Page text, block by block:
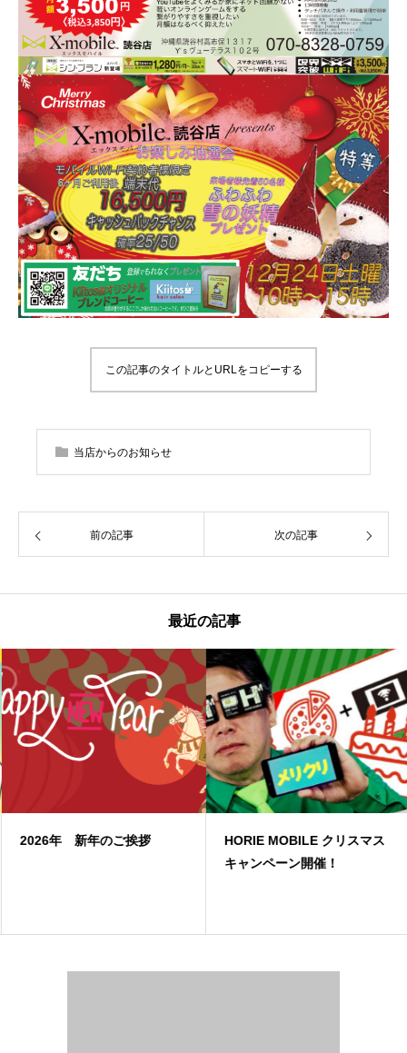
この記事のタイトルとURLをコピーする
当店からのお知らせ
前の記事 次の記事
最近の記事
2026年 新年のご挨拶
HORIE MOBILE クリスマス
キャンペーン開催！